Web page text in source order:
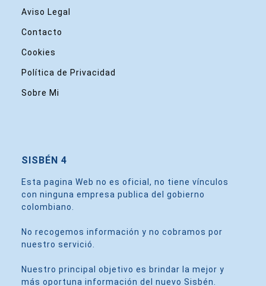
Aviso Legal
Contacto
Cookies
Política de Privacidad
Sobre Mi
SISBÉN 4
Esta pagina Web no es oficial, no tiene vínculos
con ninguna empresa publica del gobierno
colombiano.
No recogemos información y no cobramos por
nuestro servició.
Nuestro principal objetivo es brindar la mejor y
más oportuna información del nuevo Sisbén.